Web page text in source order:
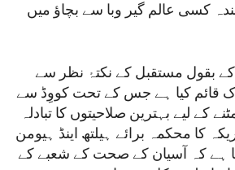
کسی عالم گیر وبا سے بچاؤ میں
بقول مستقبل کے نکتۂ نظر سے
قائم کیا ہے جس کے تحت کووِڈ سے
کے لیے بہترین صلاحیتوں کا تبادلہ
کا محکمہ برائے ہیلتھ اینڈ ہیومن
ہے کہ آسیان کے صحت کے شعبے کے